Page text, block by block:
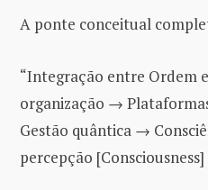
A ponte conceitual
“Integração entre Ordem
organização →
Gestão quântica →
percepção [Consciousness]